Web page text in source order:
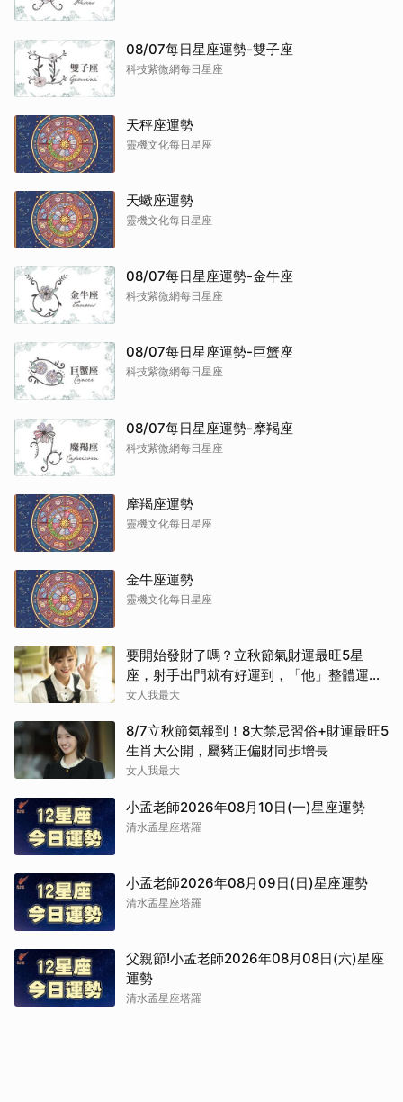
08/07每日星座運勢-雙子座
科技紫微網每日星座
天秤座運勢
靈機文化每日星座
天蠍座運勢
靈機文化每日星座
08/07每日星座運勢-金牛座
科技紫微網每日星座
08/07每日星座運勢-巨蟹座
科技紫微網每日星座
08/07每日星座運勢-摩羯座
科技紫微網每日星座
摩羯座運勢
靈機文化每日星座
金牛座運勢
靈機文化每日星座
要開始發財了嗎？立秋節氣財運最旺5星
座，射手出門就有好運到，「他」整體運勢
將走上坡
女人我最大
8/7立秋節氣報到！8大禁忌習俗+財運最旺5
生肖大公開，屬豬正偏財同步增長
女人我最大
小孟老師2026年08月10日(一)星座運勢
清水孟星座塔羅
小孟老師2026年08月09日(日)星座運勢
清水孟星座塔羅
父親節!小孟老師2026年08月08日(六)星座
運勢
清水孟星座塔羅